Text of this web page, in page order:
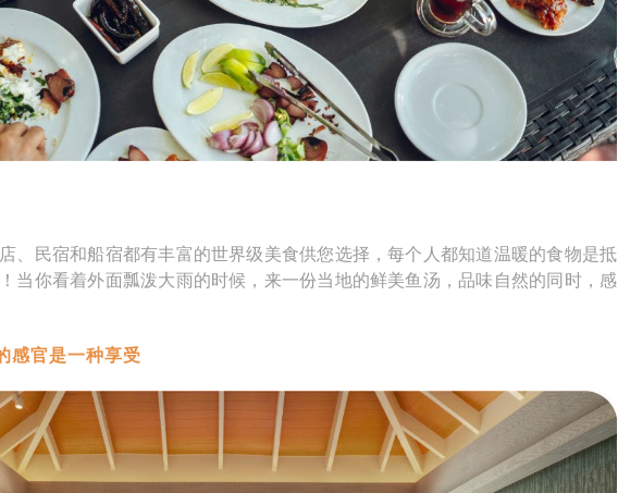
、民宿和船宿都有丰富的世界级美食供您选择，每个人都知道温暖的食物是抵
当你看着外面瓢泼大雨的时候，来一份当地的鲜美鱼汤，品味自然的同时，感
感官是一种享受